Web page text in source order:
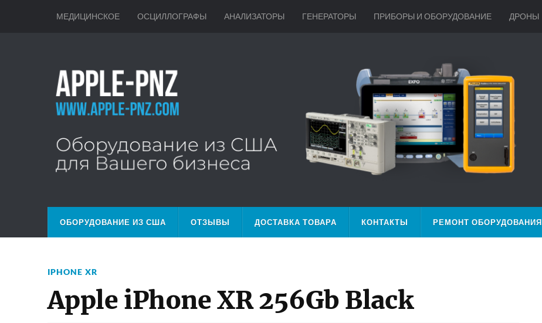
МЕДИЦИНСКОЕ ОСЦИЛЛОГРАФЫ АНАЛИЗАТОРЫ ГЕНЕРАТОРЫ ПРИБОРЫ И ОБОРУДОВАНИЕ ДРОНЫ
ОБОРУДОВАНИЕ ИЗ США ОТЗЫВЫ ДОСТАВКА ТОВАРА КОНТАКТЫ РЕМОНТ ОБОРУДОВАНИЯ
IPHONE XR
Apple iPhone XR 256Gb Black